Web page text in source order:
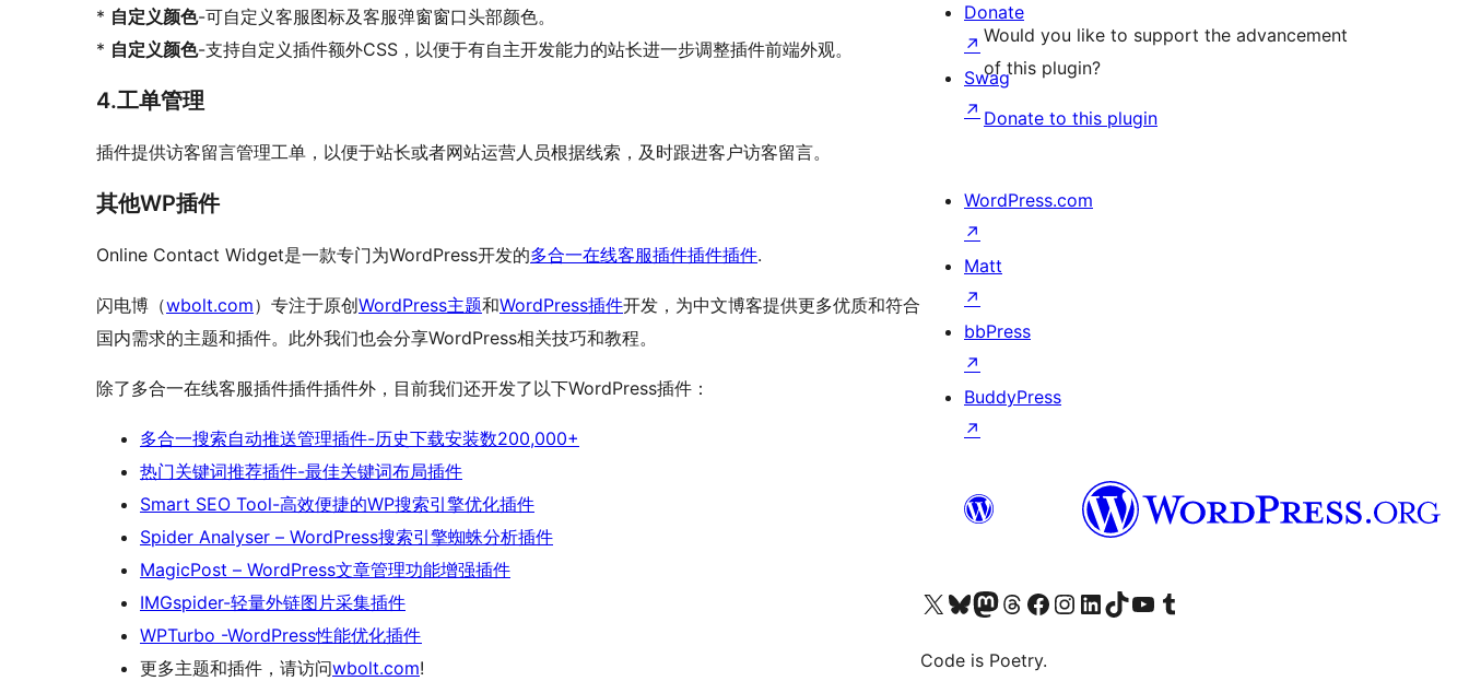
* 自定义颜色-可自定义客服图标及客服弹窗窗口头部颜色。
* 自定义颜色-支持自定义插件额外CSS，以便于有自主开发能力的站长进一步调整插件前端外观。
4.工单管理
插件提供访客留言管理工单，以便于站长或者网站运营人员根据线索，及时跟进客户访客留言。
其他WP插件
Online Contact Widget是一款专门为WordPress开发的多合一在线客服插件插件插件.
闪电博（wbolt.com）专注于原创WordPress主题和WordPress插件开发，为中文博客提供更多优质和符合
国内需求的主题和插件。此外我们也会分享WordPress相关技巧和教程。
除了多合一在线客服插件插件插件外，目前我们还开发了以下WordPress插件：
多合一搜索自动推送管理插件-历史下载安装数200,000+
热门关键词推荐插件-最佳关键词布局插件
Smart SEO Tool-高效便捷的WP搜索引擎优化插件
Spider Analyser – WordPress搜索引擎蜘蛛分析插件
MagicPost – WordPress文章管理功能增强插件
IMGspider-轻量外链图片采集插件
WPTurbo -WordPress性能优化插件
更多主题和插件，请访问wbolt.com!
Would you like to support the advancement
of this plugin?
Donate to this plugin
Donate
↗
Swag
↗
WordPress.com
↗
Matt
↗
bbPress
↗
BuddyPress
↗
Visit our X (formerly Twitter) account
Visit our Bluesky account
Visit our Mastodon account
Visit our Threads account
Visit our Facebook page
Visit our Instagram account
Visit our LinkedIn account
Visit our TikTok account
Visit our YouTube channel
Visit our Tumblr account
Code is Poetry.